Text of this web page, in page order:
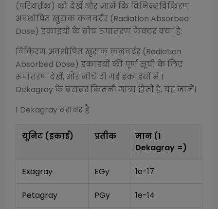
(परिवर्तक) को देखें और जानें कि विभिन्नविकिरण
अवशोषित खुराक कनवर्टर (Radiation Absorbed
Dose) इकाइयों के बीच रूपांतरण फैक्टर क्या हैं:
विकिरण अवशोषित खुराक कनवर्टर (Radiation
Absorbed Dose) इकाइयों की पूर्ण सूची के लिए
रूपांतरण देखें, और नीचे दी गई इकाइयों में 1
Dekagrayके बराबर कितनी मात्रा होती है, यह जानें।
1 Dekagrayबराबर है
यूनिट (इकाई) प्रतीक
मान (1
Dekagray =)
Exagray EGy 1e-17
Petagray PGy 1e-14